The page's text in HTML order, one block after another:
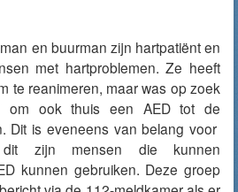
en buurman zijn hartpatiënt en
met hartproblemen. Ze heeft
te reanimeren, maar was op zoek
om ook thuis een AED tot de
Dit is eveneens van belang voor
dit zijn mensen die kunnen
kunnen gebruiken. Deze groep